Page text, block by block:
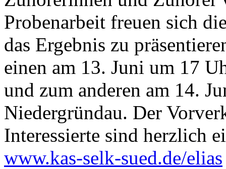
Probenarbeit freuen sich
das Ergebnis zu
einen am 13. Juni um 17
und zum anderen am 14.
Niedergründau. Der
Interessierte sind herzlich
www.kas-selk-sued.de/elias